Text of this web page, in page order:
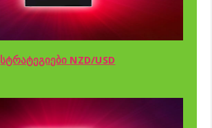
სტრატეგიები NZD/USD